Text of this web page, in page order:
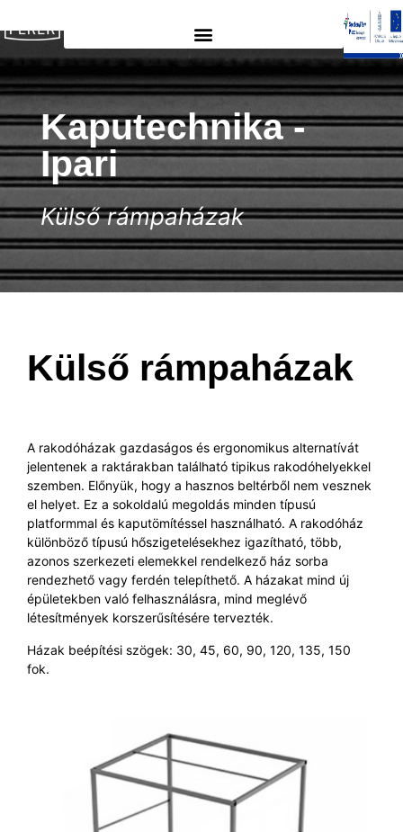
Kaputechnika​​ -
Ipari
Külső rámpaházak
Külső rámpaházak
A rakodóházak gazdaságos és ergonomikus alternatívát
jelentenek a raktárakban található tipikus rakodóhelyekkel
szemben. Előnyük, hogy a hasznos beltérből nem vesznek
el helyet. Ez a sokoldalú megoldás minden típusú
platformmal és kaputömítéssel használható. A rakodóház
különböző típusú hőszigetelésekhez igazítható, több,
azonos szerkezeti elemekkel rendelkező ház sorba
rendezhető vagy ferdén telepíthető. A házakat mind új
épületekben való felhasználásra, mind meglévő
létesítmények korszerűsítésére tervezték.
Házak beépítési szögek: 30, 45, 60, 90, 120, 135, 150
fok.